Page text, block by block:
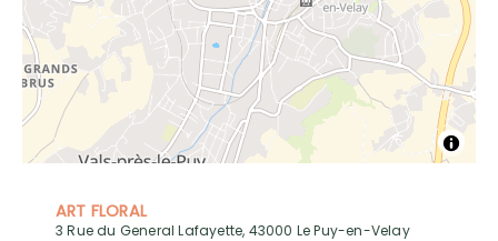
ART FLORAL
3 Rue du General Lafayette, 43000 Le Puy-en-Velay